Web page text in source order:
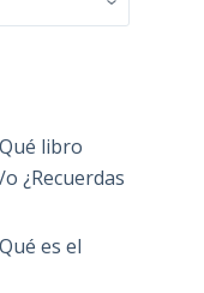
libro
¿Recuerdas
es el